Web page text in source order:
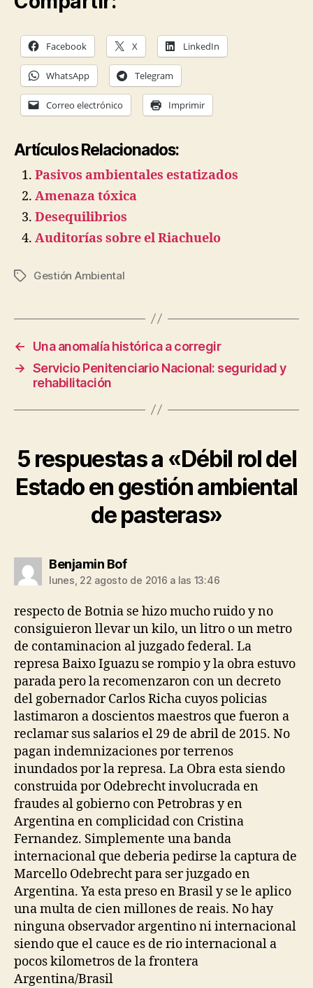
Facebook X LinkedIn
WhatsApp Telegram
Correo electrónico Imprimir
Artículos Relacionados:
Pasivos ambientales estatizados
Amenaza tóxica
Desequilibrios
Auditorías sobre el Riachuelo
Etiquetas
Gestión Ambiental
←
Una anomalía histórica a corregir
→ Servicio Penitenciario Nacional: seguridad y
rehabilitación
5 respuestas a «Débil rol del
Estado en gestión ambiental
de pasteras»
Benjamin Bofdice:
lunes, 22 agosto de 2016 a las 13:46
respecto de Botnia se hizo mucho ruido y no
consiguieron llevar un kilo, un litro o un metro
de contaminacion al juzgado federal. La
represa Baixo Iguazu se rompio y la obra estuvo
parada pero la recomenzaron con un decreto
del gobernador Carlos Richa cuyos policias
lastimaron a doscientos maestros que fueron a
reclamar sus salarios el 29 de abril de 2015. No
pagan indemnizaciones por terrenos
inundados por la represa. La Obra esta siendo
construida por Odebrecht involucrada en
fraudes al gobierno con Petrobras y en
Argentina en complicidad con Cristina
Fernandez. Simplemente una banda
internacional que deberia pedirse la captura de
Marcello Odebrecht para ser juzgado en
Argentina. Ya esta preso en Brasil y se le aplico
una multa de cien millones de reais. No hay
ninguna observador argentino ni internacional
siendo que el cauce es de rio internacional a
pocos kilometros de la frontera
Argentina/Brasil